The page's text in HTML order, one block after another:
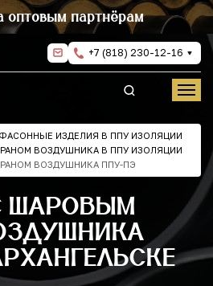
оптовым партнёрам
+7 (818) 230-12-16
ФАСОННЫЕ ИЗДЕЛИЯ В ППУ ИЗОЛЯЦИИ
ВОЗДУШНИКА В ППУ ИЗОЛЯЦИИ
ВОЗДУШНИКА ППУ-ПЭ
ШАРОВЫМ